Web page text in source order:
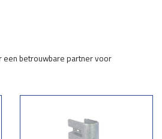
een betrouwbare partner voor
aan de volgende toepassingen: